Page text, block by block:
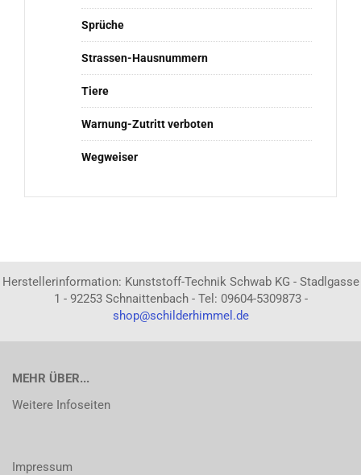
Sprüche
Strassen-Hausnummern
Tiere
Warnung-Zutritt verboten
Wegweiser
Herstellerinformation: Kunststoff-Technik Schwab KG - Stadlgasse
1 - 92253 Schnaittenbach - Tel: 09604-5309873 -
shop@schilderhimmel.de
MEHR ÜBER...
Weitere Infoseiten
Impressum